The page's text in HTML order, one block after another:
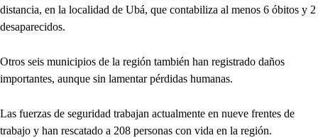
distancia, en la localidad de Ubá, que contabiliza al menos 6 óbitos y 2
desaparecidos.
Otros seis municipios de la región también han registrado daños
importantes, aunque sin lamentar pérdidas humanas.
Las fuerzas de seguridad trabajan actualmente en nueve frentes de
trabajo y han rescatado a 208 personas con vida en la región.